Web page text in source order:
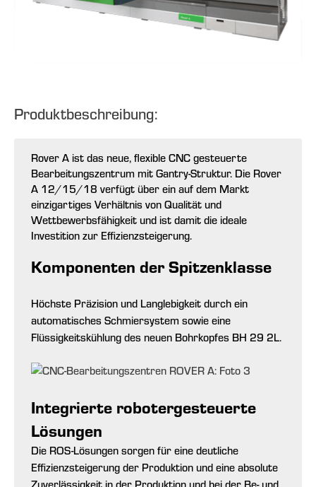
Produktbeschreibung:
Rover A ist das neue, flexible CNC gesteuerte
Bearbeitungszentrum mit Gantry-Struktur. Die Rover
A 12/15/18 verfügt über ein auf dem Markt
einzigartiges Verhältnis von Qualität und
Wettbewerbsfähigkeit und ist damit die ideale
Investition zur Effizienzsteigerung.
Komponenten der Spitzenklasse
Höchste Präzision und Langlebigkeit durch ein
automatisches Schmiersystem sowie eine
Flüssigkeitskühlung des neuen Bohrkopfes BH 29 2L.
Integrierte robotergesteuerte
Lösungen
Die ROS-Lösungen sorgen für eine deutliche
Effizienzsteigerung der Produktion und eine absolute
Zuverlässigkeit in der Produktion und bei der Be- und